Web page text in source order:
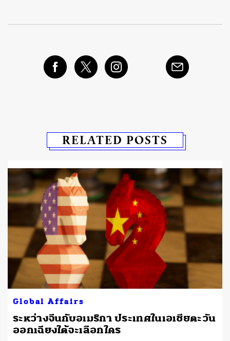
RELATED POSTS
Global Affairs
ระหว่างจีนกับอเมริกา ประเทศในเอเชียตะวัน
ออกเฉียงใต้จะเลือกใคร